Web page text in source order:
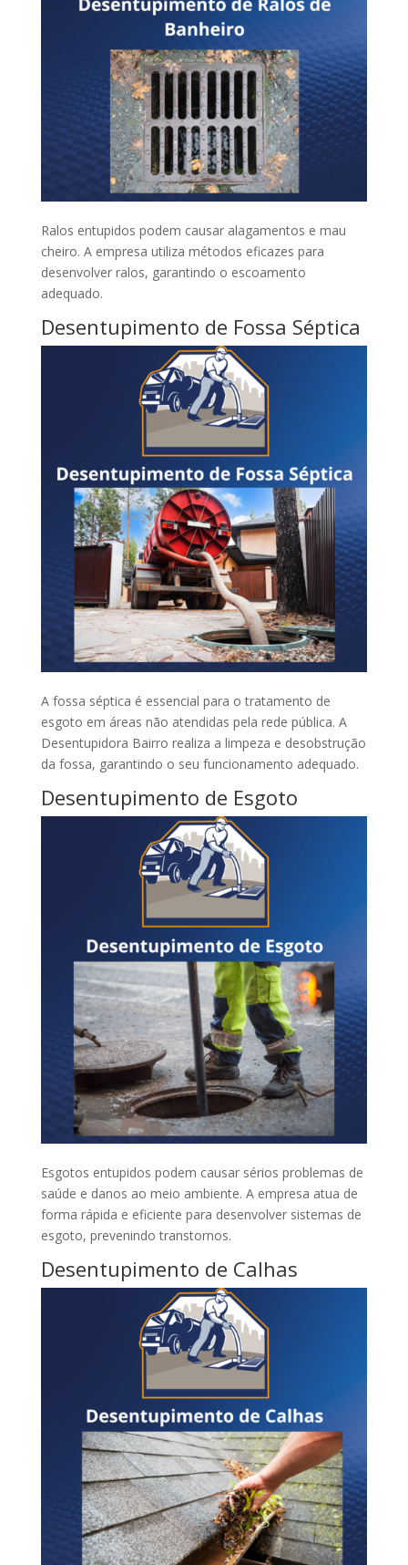
Ralos entupidos podem causar alagamentos e mau
cheiro. A empresa utiliza métodos eficazes para
desenvolver ralos, garantindo o escoamento
adequado.
Desentupimento de Fossa Séptica
A fossa séptica é essencial para o tratamento de
esgoto em áreas não atendidas pela rede pública. A
Desentupidora Bairro realiza a limpeza e desobstrução
da fossa, garantindo o seu funcionamento adequado.
Desentupimento de Esgoto
Esgotos entupidos podem causar sérios problemas de
saúde e danos ao meio ambiente. A empresa atua de
forma rápida e eficiente para desenvolver sistemas de
esgoto, prevenindo transtornos.
Desentupimento de Calhas